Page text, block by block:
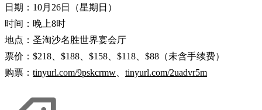
日期：10月26日（星期日）
时间：晚上8时
地点：圣淘沙名胜世界宴会厅
票价：$218、$188、$158、$118、$88（未含手续费）
购票： tinyurl.com/9pskcrmw tinyurl.com/2uadvr5m